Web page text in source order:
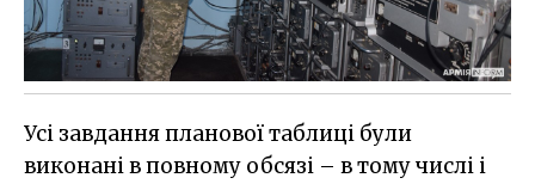
Усі завдання планової таблиці були
виконані в повному обсязі – в тому числі і